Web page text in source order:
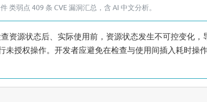
类弱点 409 条 CVE 漏洞汇总，含 AI 中文分析。
资源状态后、实际使用前，资源状态发生不可控变化
未授权操作。开发者应避免在检查与使用间插入耗时操